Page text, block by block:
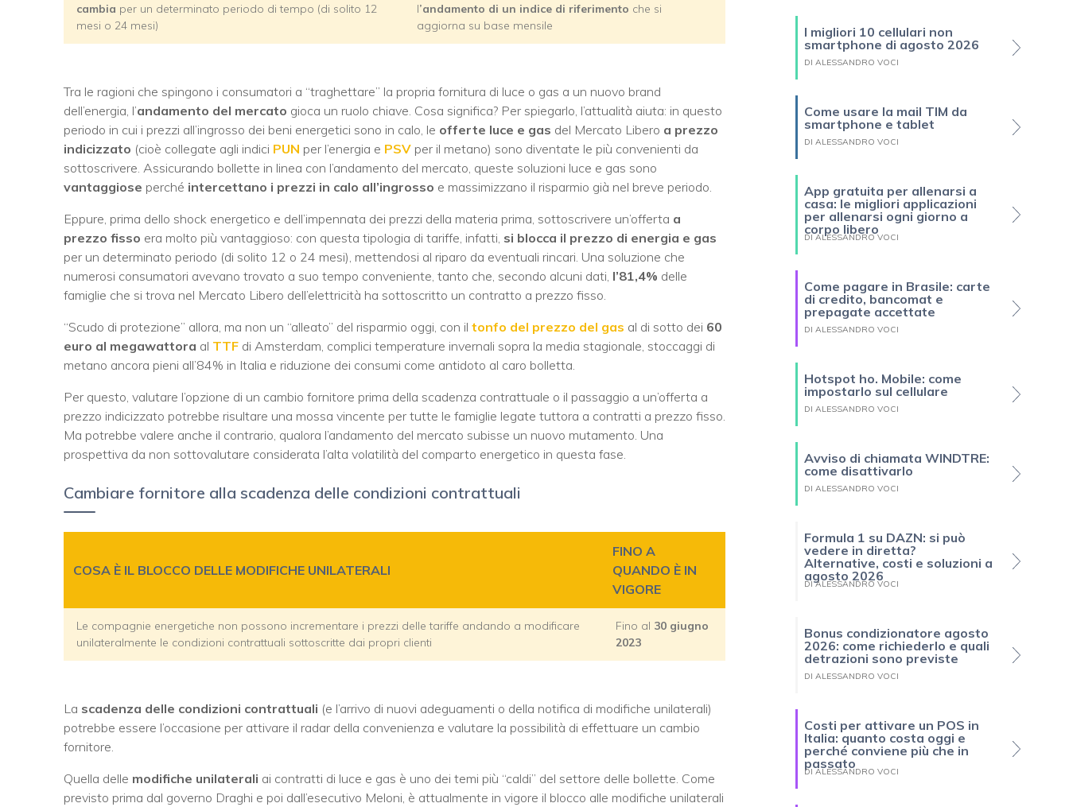
cambia per un determinato periodo di tempo (di solito 12
mesi o 24 mesi)
l’andamento di un indice di riferimento che si
aggiorna su base mensile
Tra le ragioni che spingono i consumatori a “traghettare” la propria fornitura di luce o gas a un nuovo brand
dell’energia, l’andamento del mercato gioca un ruolo chiave. Cosa significa? Per spiegarlo, l’attualità aiuta: in questo
periodo in cui i prezzi all’ingrosso dei beni energetici sono in calo, le offerte luce e gas del Mercato Libero a prezzo
indicizzato (cioè collegate agli indici PUN per l’energia e PSV per il metano) sono diventate le più convenienti da
sottoscrivere. Assicurando bollette in linea con l’andamento del mercato, queste soluzioni luce e gas sono
vantaggiose perché intercettano i prezzi in calo all’ingrosso e massimizzano il risparmio già nel breve periodo.
Eppure, prima dello shock energetico e dell’impennata dei prezzi della materia prima, sottoscrivere un’offerta a
prezzo fisso era molto più vantaggioso: con questa tipologia di tariffe, infatti, si blocca il prezzo di energia e gas
per un determinato periodo (di solito 12 o 24 mesi), mettendosi al riparo da eventuali rincari. Una soluzione che
numerosi consumatori avevano trovato a suo tempo conveniente, tanto che, secondo alcuni dati, l’81,4% delle
famiglie che si trova nel Mercato Libero dell’elettricità ha sottoscritto un contratto a prezzo fisso.
“Scudo di protezione” allora, ma non un “alleato” del risparmio oggi, con il tonfo del prezzo del gas al di sotto dei 60
euro al megawattora al TTF di Amsterdam, complici temperature invernali sopra la media stagionale, stoccaggi di
metano ancora pieni all’84% in Italia e riduzione dei consumi come antidoto al caro bolletta.
Per questo, valutare l’opzione di un cambio fornitore prima della scadenza contrattuale o il passaggio a un’offerta a
prezzo indicizzato potrebbe risultare una mossa vincente per tutte le famiglie legate tuttora a contratti a prezzo fisso.
Ma potrebbe valere anche il contrario, qualora l’andamento del mercato subisse un nuovo mutamento. Una
prospettiva da non sottovalutare considerata l’alta volatilità del comparto energetico in questa fase.
Cambiare fornitore alla scadenza delle condizioni contrattuali
COSA È IL BLOCCO DELLE MODIFICHE UNILATERALI
FINO A
QUANDO È IN
VIGORE
Le compagnie energetiche non possono incrementare i prezzi delle tariffe andando a modificare
unilateralmente le condizioni contrattuali sottoscritte dai propri clienti
Fino al 30 giugno
2023
La scadenza delle condizioni contrattuali (e l’arrivo di nuovi adeguamenti o della notifica di modifiche unilaterali)
potrebbe essere l’occasione per attivare il radar della convenienza e valutare la possibilità di effettuare un cambio
fornitore.
Quella delle modifiche unilaterali ai contratti di luce e gas è uno dei temi più “caldi” del settore delle bollette. Come
previsto prima dal governo Draghi e poi dall’esecutivo Meloni, è attualmente in vigore il blocco alle modifiche unilaterali
I migliori 10 cellulari non
smartphone di agosto 2026
DI ALESSANDRO VOCI
Come usare la mail TIM da
smartphone e tablet
DI ALESSANDRO VOCI
App gratuita per allenarsi a
casa: le migliori applicazioni
per allenarsi ogni giorno a
corpo libero
DI ALESSANDRO VOCI
Come pagare in Brasile: carte
di credito, bancomat e
prepagate accettate
DI ALESSANDRO VOCI
Hotspot ho. Mobile: come
impostarlo sul cellulare
DI ALESSANDRO VOCI
Avviso di chiamata WINDTRE:
come disattivarlo
DI ALESSANDRO VOCI
Formula 1 su DAZN: si può
vedere in diretta?
Alternative, costi e soluzioni a
agosto 2026
DI ALESSANDRO VOCI
Bonus condizionatore agosto
2026: come richiederlo e quali
detrazioni sono previste
DI ALESSANDRO VOCI
Costi per attivare un POS in
Italia: quanto costa oggi e
perché conviene più che in
passato
DI ALESSANDRO VOCI